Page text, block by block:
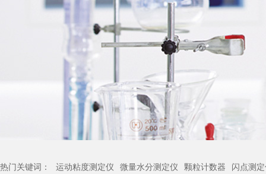
热门关键词： 运动粘度测定仪 微量水分测定仪 颗粒计数器 闪点测